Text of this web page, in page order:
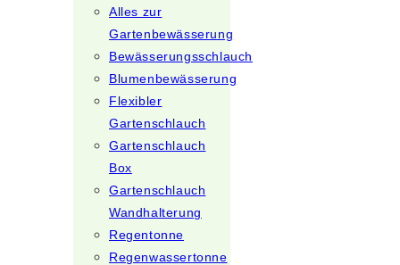
Alles zur
Gartenbewässerung
Bewässerungsschlauch
Blumenbewässerung
Flexibler
Gartenschlauch
Gartenschlauch
Box
Gartenschlauch
Wandhalterung
Regentonne
Regenwassertonne